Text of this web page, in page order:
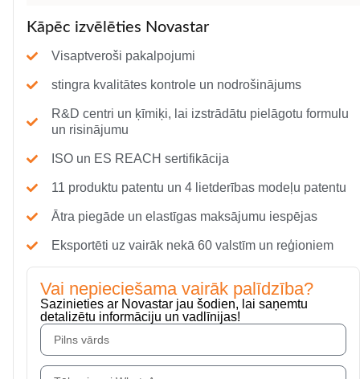
Kāpēc izvēlēties Novastar
Visaptveroši pakalpojumi
stingra kvalitātes kontrole un nodrošinājums
R&D centri un ķīmiķi, lai izstrādātu pielāgotu formulu
un risinājumu
ISO un ES REACH sertifikācija
11 produktu patentu un 4 lietderības modeļu patentu
Ātra piegāde un elastīgas maksājumu iespējas
Eksportēti uz vairāk nekā 60 valstīm un reģioniem
Vai nepieciešama vairāk palīdzība?
Sazinieties ar Novastar jau šodien, lai saņemtu
detalizētu informāciju un vadlīnijas!